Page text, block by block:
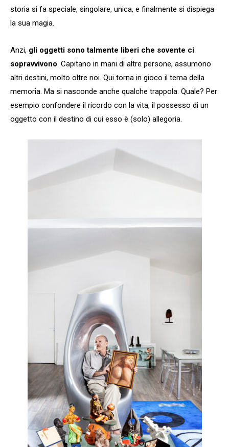
storia si fa speciale, singolare, unica, e finalmente si dispiega
la sua magia.
Anzi, gli oggetti sono talmente liberi che sovente ci
sopravvivono . Capitano in mani di altre persone, assumono
altri destini, molto oltre noi. Qui torna in gioco il tema della
memoria. Ma si nasconde anche qualche trappola. Quale? Per
esempio confondere il ricordo con la vita, il possesso di un
oggetto con il destino di cui esso è (solo) allegoria.